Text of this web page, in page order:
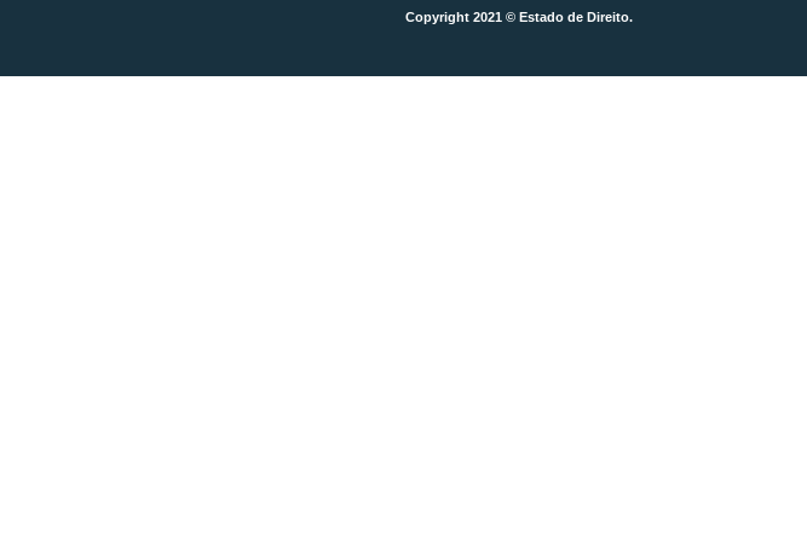
Copyright 2021 © Estado de Direito.